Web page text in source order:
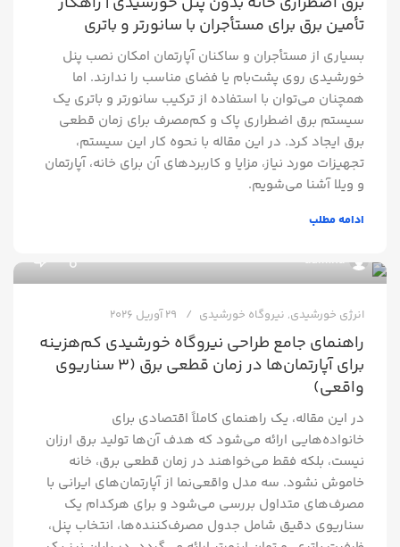
تأمین برق برای مستأجران با سانورتر و باتری
بسیاری از مستأجران و ساکنان آپارتمان امکان نصب پنل
خورشیدی روی پشت‌بام یا فضای مناسب را ندارند. اما
همچنان می‌توان با استفاده از ترکیب سانورتر و باتری یک
سیستم برق اضطراری پاک و کم‌مصرف برای زمان قطعی
برق ایجاد کرد. در این مقاله با نحوه کار این سیستم،
تجهیزات مورد نیاز، مزایا و کاربردهای آن برای خانه، آپارتمان
و ویلا آشنا می‌شویم.
ادامه مطلب
admina
انرژی خورشیدی, نیروگاه خورشیدی 29 آوریل 2026
راهنمای جامع طراحی نیروگاه خورشیدی کم‌هزینه
برای آپارتمان‌ها در زمان قطعی برق (۳ سناریوی
واقعی)
در این مقاله، یک راهنمای کاملاً اقتصادی برای
خانواده‌هایی ارائه می‌شود که هدف آن‌ها تولید برق ارزان
نیست، بلکه فقط می‌خواهند در زمان قطعی برق، خانه
خاموش نشود. سه مدل واقعی‌نما از آپارتمان‌های ایرانی با
مصرف‌های متداول بررسی می‌شود و برای هرکدام یک
سناریوی دقیق شامل جدول مصرف‌کننده‌ها، انتخاب پنل،